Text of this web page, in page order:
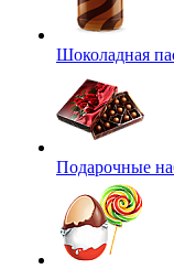
Шоколадная
Подарочные